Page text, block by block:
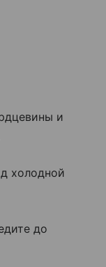
и
холодной
до